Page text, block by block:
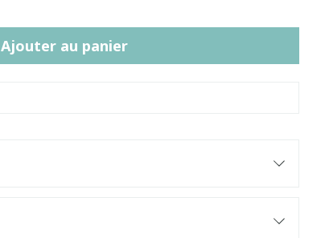
Ajouter au panier